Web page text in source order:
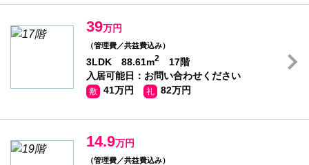
39万円
（管理費／共益費込み）
3LDK 88.61m2
17階
入居可能日：お問い合わせください
敷 41万円 礼 82万円
14.9万円
（管理費／共益費込み）